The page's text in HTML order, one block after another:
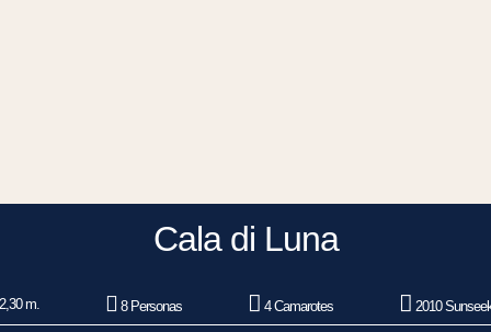
Cala di Luna
m. 8 Personas 4 Camarotes 2010